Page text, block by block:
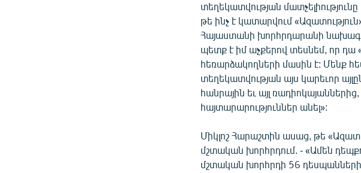
տեղեկատվության
թե ինչ է կատարվում
Հայաստանի խորհրդարանի
պետք է իմ աչքերով տեսնեմ, որ դա
հեռարձակողների մասին է: Մենք
տեղեկատվության այս կարեւոր
հանրային եւ այլ
հայտարարություններ անել»:
Միկլոշ Հարաշտին ասաց, թե
մշտական խորհրդում. - «Ամեն
մշտական խորհրդի 56